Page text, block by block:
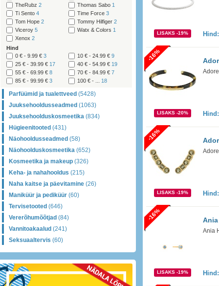
TheRubz 2 Thomas Sabo 1
Ti Sento 4 Time Force 3
Tom Hope 2 Tommy Hilfiger 2
Viceroy 5 Watx & Colors 1
Xenox 2
Hind
0 € - 9.99 € 3 10 € - 24.99 € 9
25 € - 39.99 € 17 40 € - 54.99 € 19
55 € - 69.99 € 8 70 € - 84.99 € 7
85 € - 99.99 € 3 100 € - ... 18
Parfüümid ja tualettveed (5428)
Juuksehooldusseadmed (1063)
Juuksehoolduskosmeetika (834)
Hügieenitooted (431)
Näohooldusseadmed (58)
Näohoolduskosmeetika (652)
Kosmeetika ja makeup (326)
Keha- ja nahahooldus (215)
Naha kaitse ja päevitamine (26)
Maniküür ja pediküür (60)
Tervisetooted (646)
Vererõhumõõtjad (84)
Vannitoakaalud (241)
Seksuaaltervis (60)
LISAKS -19%
LISAKS -20%
-16%
LISAKS -19%
-16%
Ania
LISAKS -19%
-16%